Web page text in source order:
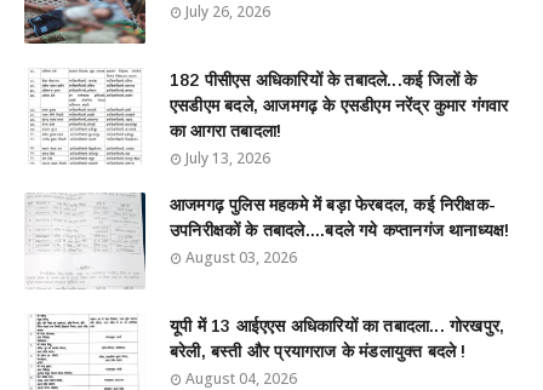
July 26, 2026
182 पीसीएस अधिकारियों के तबादले...कई जिलों के
एसडीएम बदले, आजमगढ़ के एसडीएम नरेंद्र कुमार गंगवार
का आगरा तबादला!
July 13, 2026
आजमगढ़ पुलिस महकमे में बड़ा फेरबदल, कई निरीक्षक-
उपनिरीक्षकों के तबादले....बदले गये कप्तानगंज थानाध्यक्ष!
August 03, 2026
यूपी में 13 आईएएस अधिकारियों का तबादला... गोरखपुर,
बरेली, बस्ती और प्रयागराज के मंडलायुक्त बदले !
August 04, 2026